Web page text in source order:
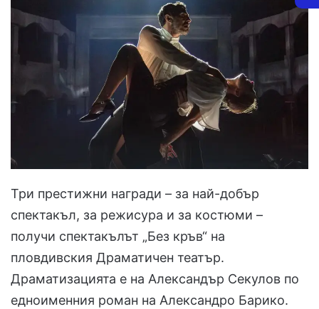
Три престижни награди – за най-добър
спектакъл, за режисура и за костюми –
получи спектакълът „Без кръв“ на
пловдивския Драматичен театър.
Драматизацията е на Александър Секулов по
едноименния роман на Александро Барико.